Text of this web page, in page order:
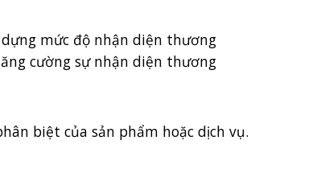
mức độ nhận diện thương
cường sự nhận diện thương
biệt của sản phẩm hoặc dịch vụ.